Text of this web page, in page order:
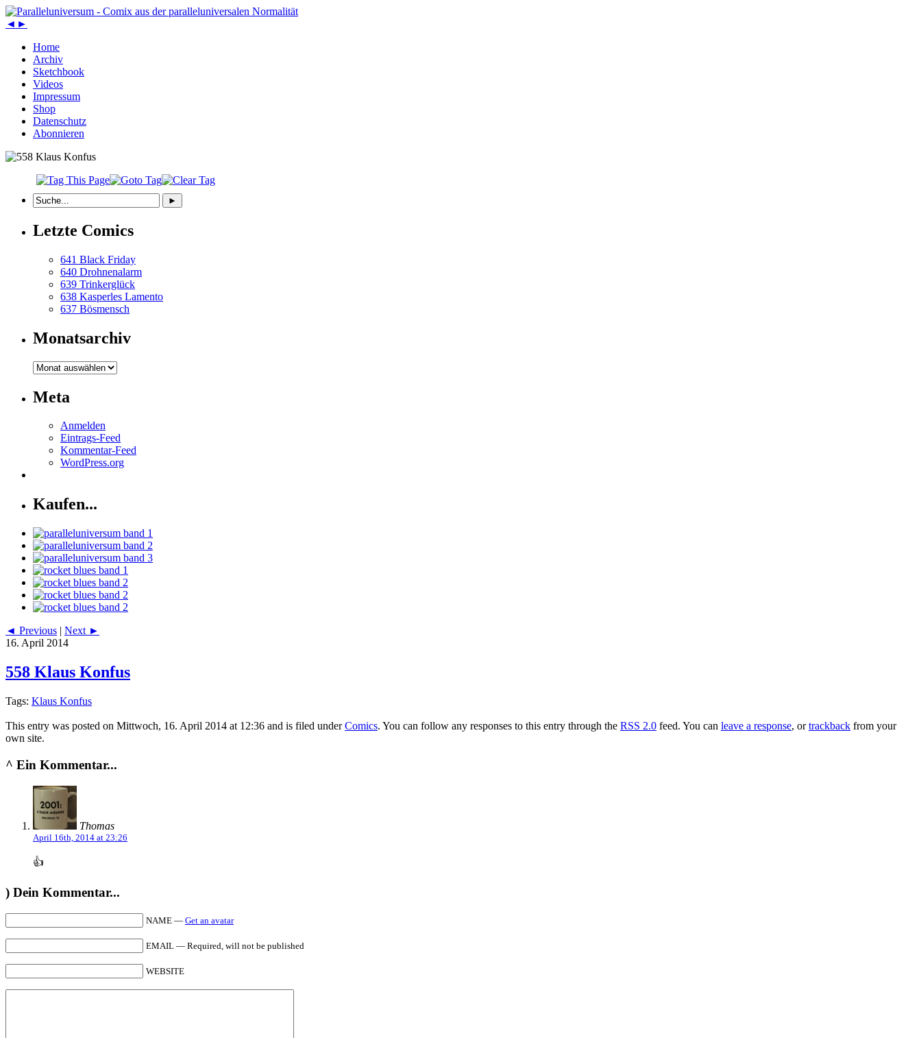
◄ ►
Home
Archiv
Sketchbook
Videos
Impressum
Shop
Datenschutz
Abonnieren
Letzte Comics
641 Black Friday
640 Drohnenalarm
639 Trinkerglück
638 Kasperles Lamento
637 Bösmensch
Monatsarchiv
Monatsarchiv
Meta
Anmelden
Eintrags-Feed
Kommentar-Feed
WordPress.org
Kaufen...
◄ Previous | Next ►
16. April 2014
558 Klaus Konfus
Tags: Klaus Konfus
This entry was posted on Mittwoch, 16. April 2014 at 12:36 and is filed underComics. You can follow any responses to this entry through the RSS 2.0 feed. You can leave a response, ortrackback from your
own site.
^ Ein Kommentar...
Thomas
April 16th, 2014 at 23:26
👍
) Dein Kommentar...
NAME — Get an avatar
EMAIL — Required, will not be published
WEBSITE